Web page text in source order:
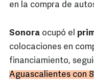
en la compra de
Sonora ocupó el
colocaciones en
financiamiento,
Aguascalientes con